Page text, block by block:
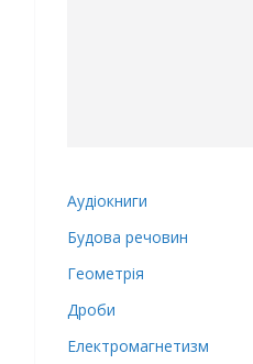
Аудіокниги
Будова речовин
Геометрія
Дроби
Електромагнетизм